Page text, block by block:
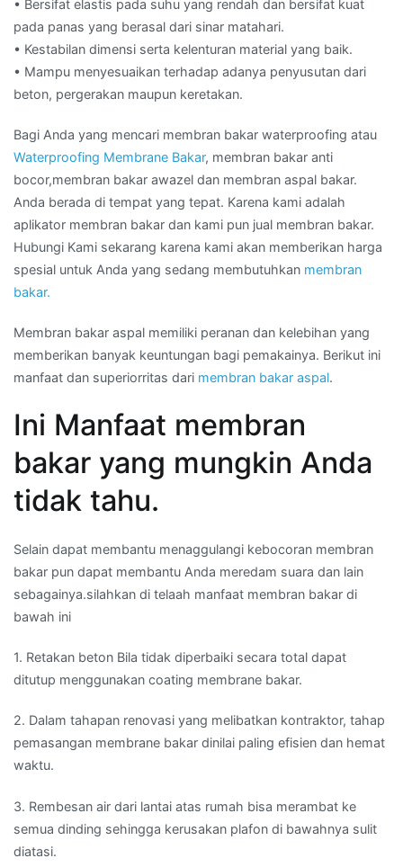
• Bersifat elastis pada suhu yang rendah dan bersifat kuat
pada panas yang berasal dari sinar matahari.
• Kestabilan dimensi serta kelenturan material yang baik.
• Mampu menyesuaikan terhadap adanya penyusutan dari
beton, pergerakan maupun keretakan.
Bagi Anda yang mencari membran bakar waterproofing atau
Waterproofing Membrane Bakar, membran bakar anti
bocor,membran bakar awazel dan membran aspal bakar.
Anda berada di tempat yang tepat. Karena kami adalah
aplikator membran bakar dan kami pun jual membran bakar.
Hubungi Kami sekarang karena kami akan memberikan harga
spesial untuk Anda yang sedang membutuhkan membran
bakar.
Membran bakar aspal memiliki peranan dan kelebihan yang
memberikan banyak keuntungan bagi pemakainya. Berikut ini
manfaat dan superiorritas dari membran bakar aspal.
Ini Manfaat membran
bakar yang mungkin Anda
tidak tahu.
Selain dapat membantu menaggulangi kebocoran membran
bakar pun dapat membantu Anda meredam suara dan lain
sebagainya.silahkan di telaah manfaat membran bakar di
bawah ini
1. Retakan beton Bila tidak diperbaiki secara total dapat
ditutup menggunakan coating membrane bakar.
2. Dalam tahapan renovasi yang melibatkan kontraktor, tahap
pemasangan membrane bakar dinilai paling efisien dan hemat
waktu.
3. Rembesan air dari lantai atas rumah bisa merambat ke
semua dinding sehingga kerusakan plafon di bawahnya sulit
diatasi.